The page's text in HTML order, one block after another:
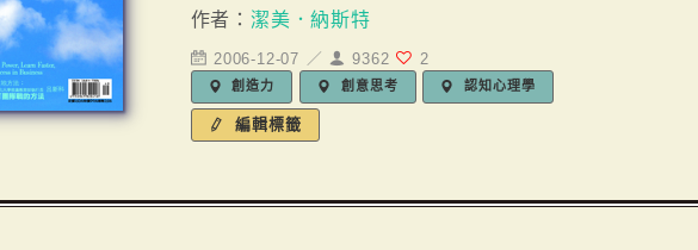
作者： 潔美．納斯特
2006-12-07 ／ 9362 2
創造力 創意思考 認知心理學
編輯標籤